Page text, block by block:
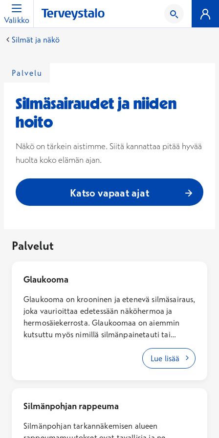
Valikko
Silmät ja näkö
Palvelu
Silmäsairaudet ja niiden
hoito
Näkö on tärkein aistimme. Siitä kannattaa pitää hyvää
huolta koko elämän ajan.
Katso vapaat ajat
Palvelut
Glaukooma
Glaukooma on krooninen ja etenevä silmäsairaus,
joka vaurioittaa edetessään näköhermoa ja
hermosäiekerrosta. Glaukoomaa on aiemmin
kutsuttu myös nimillä silmänpainetauti tai
viherkaihi. Glaukooma on tärkeää todeta ja
hoitaa hyvissä ajoin, sillä hoitamattomana se voi
johtaa merkittävään näön heikkenemiseen,
hoitaa aina silmälääkäri.
Lue lisää
Silmänpohjan rappeuma
Silmänpohjan tarkannäkemisen alueen